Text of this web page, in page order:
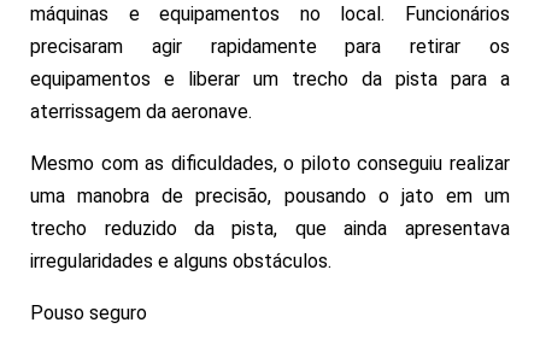
máquinas e equipamentos no local. Funcionários
precisaram agir rapidamente para retirar os
equipamentos e liberar um trecho da pista para a
aterrissagem da aeronave.
Mesmo com as dificuldades, o piloto conseguiu realizar
uma manobra de precisão, pousando o jato em um
trecho reduzido da pista, que ainda apresentava
irregularidades e alguns obstáculos.
Pouso seguro